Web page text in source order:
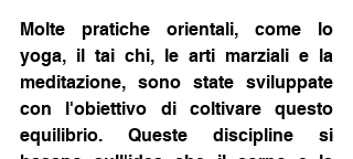
Molte pratiche orientali, come lo
yoga, il tai chi, le arti marziali e la
meditazione, sono state sviluppate
con l'obiettivo di coltivare questo
equilibrio. Queste discipline si